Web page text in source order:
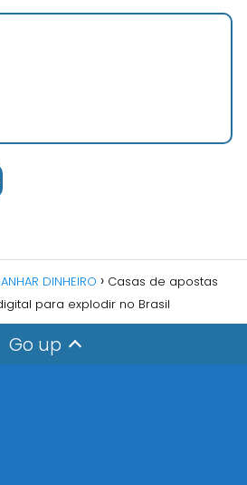
DINHEIRO
Casas de apostas
para explodir no Brasil
Go up